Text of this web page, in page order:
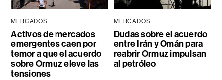
MERCADOS
Activos de mercados
emergentes caen por
temor a que el acuerdo
sobre Ormuz eleve las
tensiones
MERCADOS
Dudas sobre el acuerdo
entre Irán y Omán para
reabrir Ormuz impulsan
al petróleo